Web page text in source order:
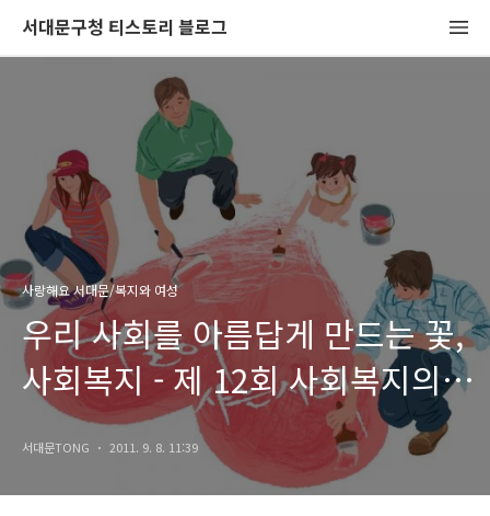
서대문구청 티스토리 블로그
사랑해요 서대문/복지와 여성
우리 사회를 아름답게 만드는 꽃,
사회복지 - 제 12회 사회복지의
서대문TONG 2011. 9. 8. 11:39